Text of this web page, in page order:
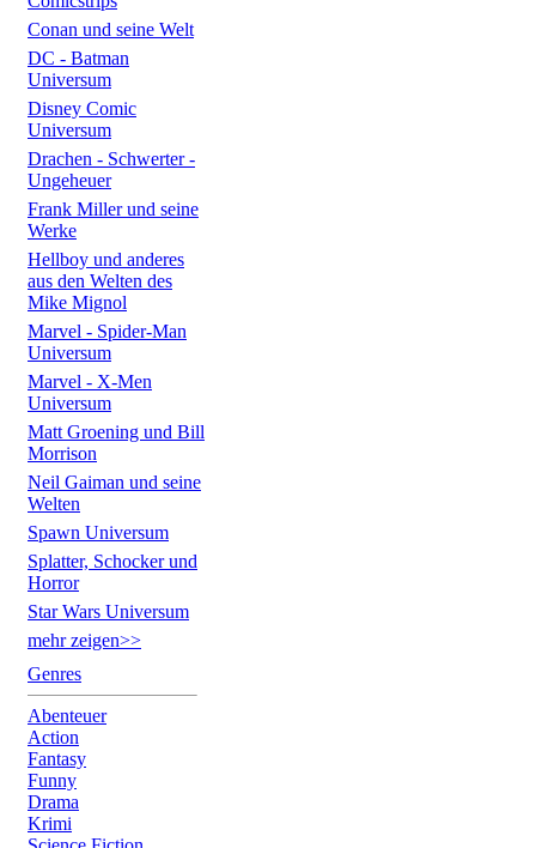
Conan und seine Welt
DC - Batman
Universum
Disney Comic
Universum
Drachen - Schwerter -
Ungeheuer
Frank Miller und seine
Werke
Hellboy und anderes
aus den Welten des
Mike Mignol
Marvel - Spider-Man
Universum
Marvel - X-Men
Universum
Matt Groening und Bill
Morrison
Neil Gaiman und seine
Welten
Spawn Universum
Splatter, Schocker und
Horror
Star Wars Universum
mehr zeigen>>
Genres
Abenteuer
Action
Fantasy
Funny
Drama
Krimi